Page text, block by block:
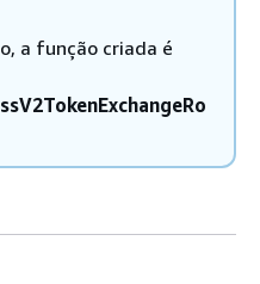
a função criada é